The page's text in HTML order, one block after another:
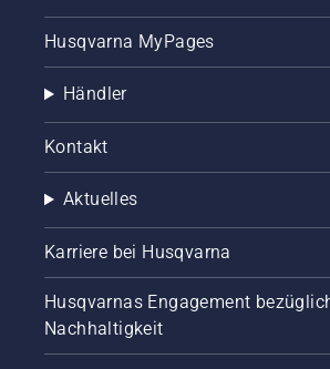
Husqvarna MyPages
Händler
Kontakt
Aktuelles
Karriere bei Husqvarna
Husqvarnas Engagement
Nachhaltigkeit